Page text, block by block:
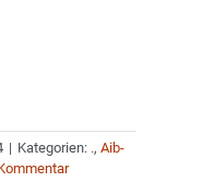
| Kategorien: ., Aib-